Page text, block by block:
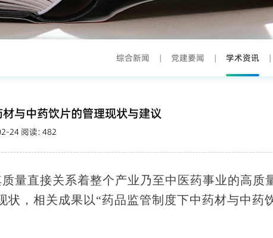
综合新闻 | 党建要闻 | 学术资讯 |
与中药饮片的管理现状与建议
24 阅读:482
量直接关系着整个产业乃至中医药事业的高质
，相关成果以“药品监管制度下中药材与中药